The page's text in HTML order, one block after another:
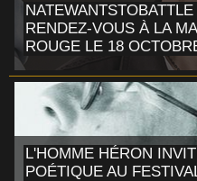
RENDEZ-VOUS À LA
ROUGE LE 18
L'HOMME HÉRON
POÉTIQUE AU